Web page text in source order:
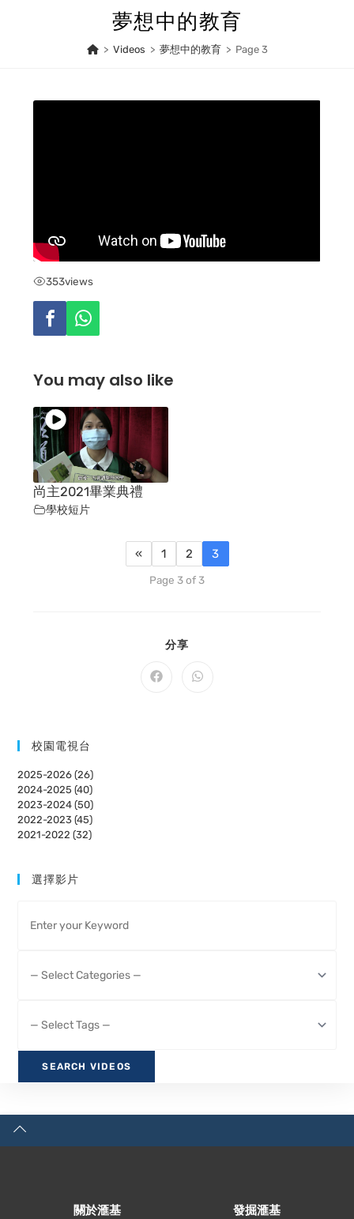
夢想中的教育
> Videos > 夢想中的教育 > Page 3
353views
You may also like
尚主2021畢業典禮
學校短片
« 1 2 3
Page 3 of 3
分享
CONTENT
Opens
Opens
校園電視台
2025-2026 (26)
2024-2025 (40)
2023-2024 (50)
2022-2023 (45)
2021-2022 (32)
選擇影片
關於滙基 發掘滙基